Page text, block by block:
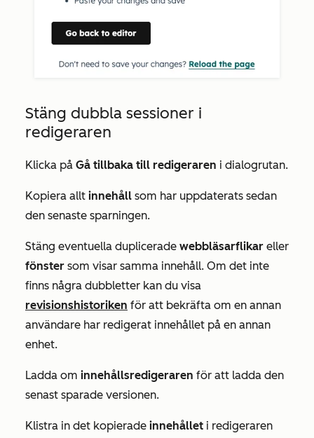
Stäng dubbla sessioner i
redigeraren
Klicka på Gå tillbaka till redigeraren i dialogrutan.
Kopiera allt innehåll som har uppdaterats sedan
den senaste sparningen.
Stäng eventuella duplicerade webbläsarflikar eller
fönster som visar samma innehåll. Om det inte
finns några dubbletter kan du visa
revisionshistoriken för att bekräfta om en annan
användare har redigerat innehållet på en annan
enhet.
Ladda om innehållsredigeraren för att ladda den
senast sparade versionen.
Klistra in det kopierade innehållet i redigeraren